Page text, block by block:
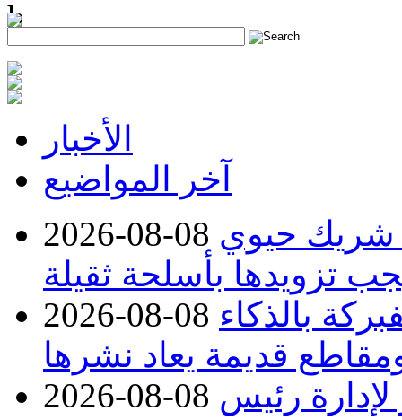
h
الأخبار
آخر المواضيع
2026-08-08 شريك حيوي
تزويدها بأسلحة ثقيلة
2026-08-08 بالذكاء
قديمة يعاد نشرها
2026-08-08 رئيس